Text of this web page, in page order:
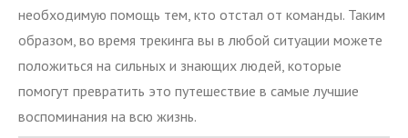
необходимую помощь тем, кто отстал от команды. Таким
образом, во время трекинга вы в любой ситуации можете
положиться на сильных и знающих людей, которые
помогут превратить это путешествие в самые лучшие
воспоминания на всю жизнь.